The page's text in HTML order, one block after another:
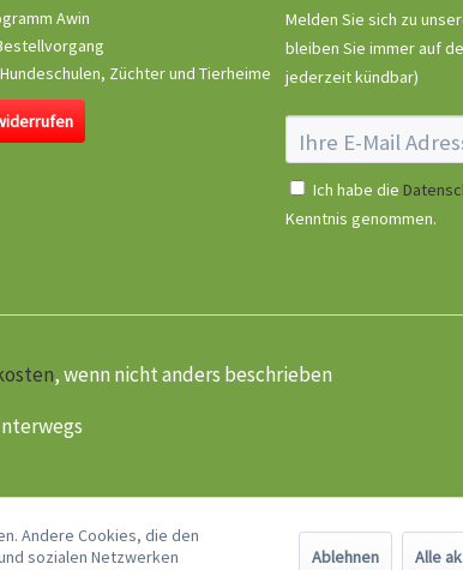
Awin
Züchter und Tierheime
Melden Sie sich zu
bleiben Sie immer auf
jederzeit kündbar)
Ich habe die
Kenntnis genommen.
, wenn nicht anders beschrieben
Andere Cookies, die den
sozialen Netzwerken
Ablehnen Alle